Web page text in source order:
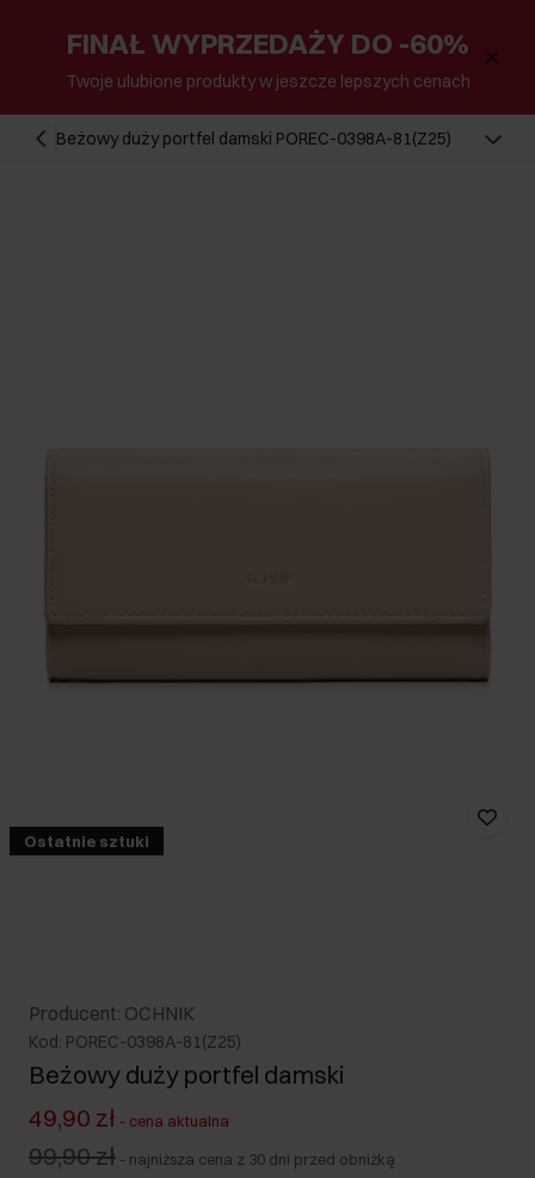
FINAŁ WYPRZEDAŻY DO -60%
Twoje ulubione produkty w jeszcze lepszych cenach
Beżowy duży portfel damski POREC-0398A-81(Z25)
Ostatnie sztuki
Producent: OCHNIK
Kod: POREC-0398A-81(Z25)
Beżowy duży portfel damski
49,90 zł - cena aktualna
99,90 zł - najniższa cena z 30 dni przed obniżką